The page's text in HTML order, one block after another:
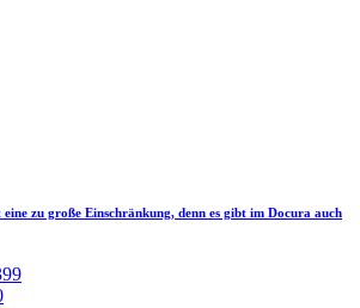
zu große Einschränkung, denn es gibt im Docura auch